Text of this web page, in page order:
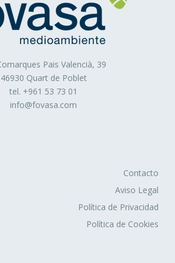
la gestión, de la forma más eficaz
publicitarios que, en su caso, el
en una página web, aplicación o
información del
los usuarios obtenida a través de la
de sus hábitos de navegación, lo
sobre nuestros productos o servicios
publicidad relacionada con
realizado, desarrollar un control
en relación, por ejemplo, con el
Pais Valencià, 39
46930 Quart de Poblet
tel. +961 53 73 01
info@fovasa.com
Contacto
Aviso Legal
Política de Privacidad
Política de Cookies